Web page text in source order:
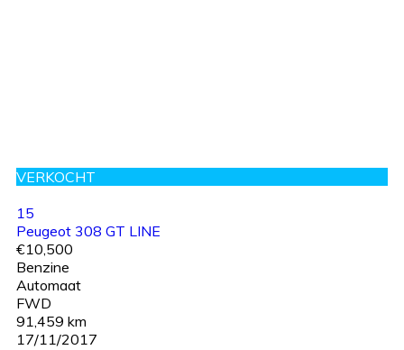
VERKOCHT
15
Peugeot 308 GT LINE
€10,500
Benzine
Automaat
FWD
91,459 km
17/11/2017